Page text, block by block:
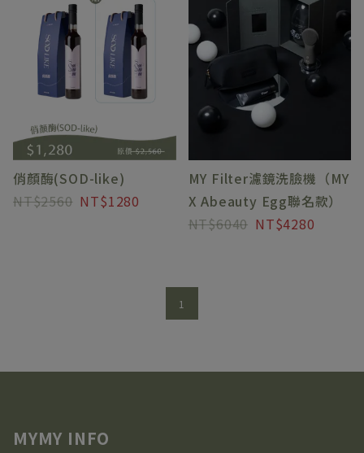
俏顏酶(SOD-like)
2560
1280
MY Filter濾鏡洗臉機（MY
X Abeauty Egg聯名款）
6040
4280
1